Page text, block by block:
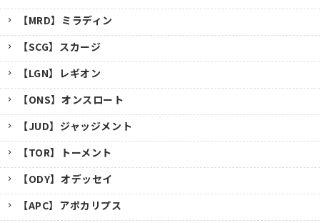
【MRD】ミラディン
【SCG】スカージ
【LGN】レギオン
【ONS】オンスロート
【JUD】ジャッジメント
【TOR】トーメント
【ODY】オデッセイ
【APC】アポカリプス